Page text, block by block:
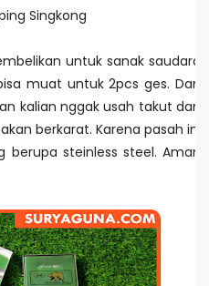
Singkong
untuk sanak saudara
muat untuk 2pcs ges. Dan
kalian nggak usah takut dan
berkarat. Karena pasah ini
steinless steel. Aman